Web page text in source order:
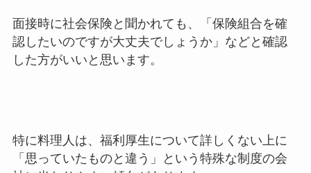
面接時に社会保険と聞かれても、「保険組合を確
認したいのですが大丈夫でしょうか」などと確認
した方がいいと思います。
特に料理人は、福利厚生について詳しくない上に
「思っていたものと違う」という特殊な制度の会